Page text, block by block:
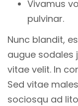
Vivamus
pulvinar.
Nunc blandit,
augue sodales
vitae velit. In
Sed vitae
sociosqu ad